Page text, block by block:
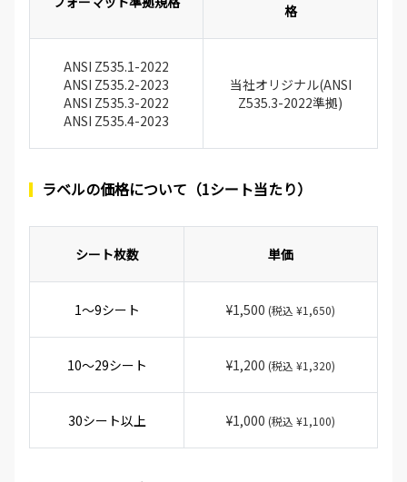
格
ANSI Z535.1-2022
ANSI Z535.2-2023
ANSI Z535.3-2022
ANSI Z535.4-2023
当社オリジナル(ANSI
Z535.3-2022準拠)
ラベルの価格について（1シート当たり）
シート枚数 単価
1～9シート ¥1,500 (税込 ¥1,650)
10～29シート ¥1,200 (税込 ¥1,320)
30シート以上 ¥1,000 (税込 ¥1,100)